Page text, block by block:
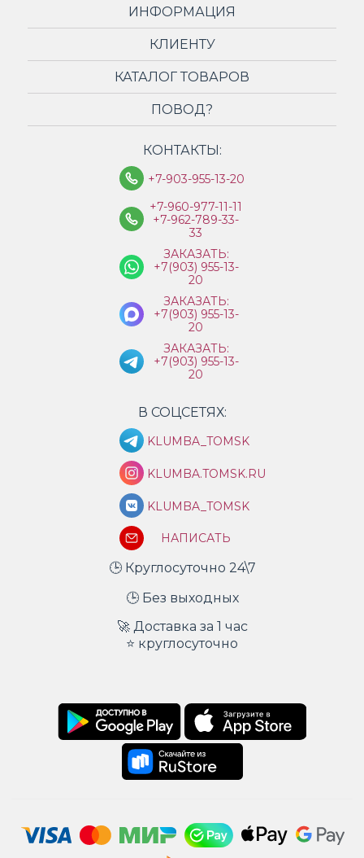
ИНФОРМАЦИЯ
КЛИЕНТУ
КАТАЛОГ ТОВАРОВ
ПОВОД?
КОНТАКТЫ:
+7-903-955-13-20
+7-960-977-11-11
+7-962-789-33-
33
ЗАКАЗАТЬ:
+7(903) 955-13-
20
ЗАКАЗАТЬ:
+7(903) 955-13-
20
ЗАКАЗАТЬ:
+7(903) 955-13-
20
В СОЦСЕТЯХ:
KLUMBA_TOMSK
KLUMBA.TOMSK.RU
KLUMBA_TOMSK
НАПИСАТЬ
🕒 Круглосуточно 24\7
🕒 Без выходных
🚀 Доставка за 1 час
⭐ круглосуточно